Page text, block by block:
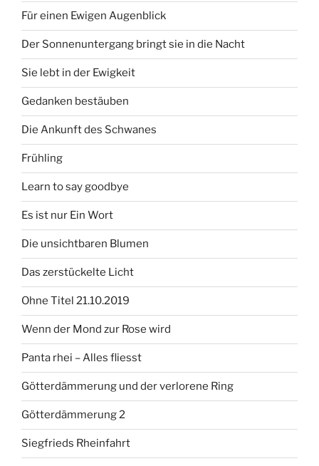
Für einen Ewigen Augenblick
Der Sonnenuntergang bringt sie in die Nacht
Sie lebt in der Ewigkeit
Gedanken bestäuben
Die Ankunft des Schwanes
Frühling
Learn to say goodbye
Es ist nur Ein Wort
Die unsichtbaren Blumen
Das zerstückelte Licht
Ohne Titel 21.10.2019
Wenn der Mond zur Rose wird
Panta rhei – Alles fliesst
Götterdämmerung und der verlorene Ring
Götterdämmerung 2
Siegfrieds Rheinfahrt